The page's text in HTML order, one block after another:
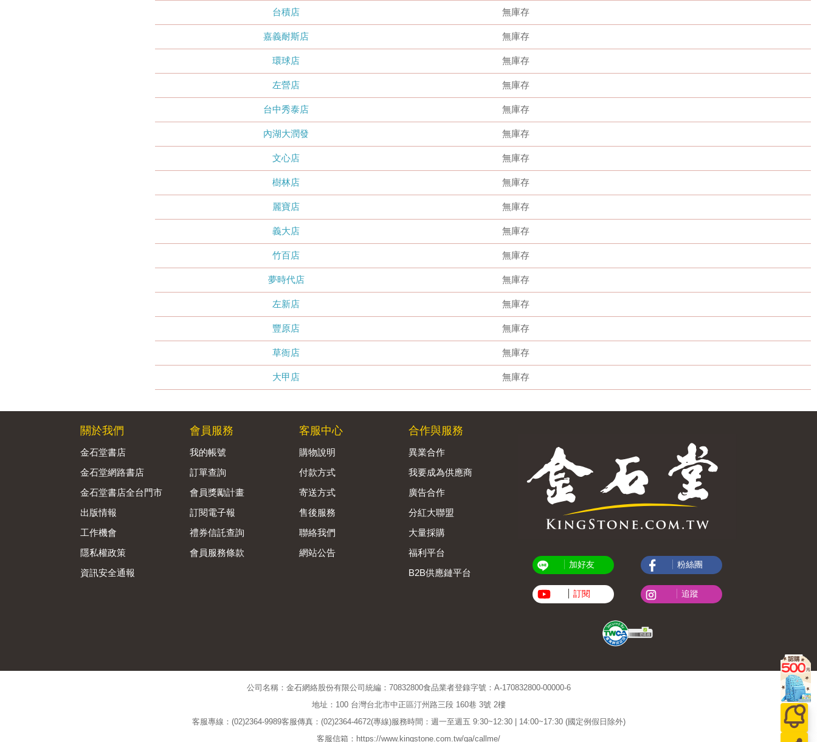
台積店 無庫存
嘉義耐斯店 無庫存
環球店 無庫存
左營店 無庫存
台中秀泰店 無庫存
內湖大潤發 無庫存
文心店 無庫存
樹林店 無庫存
麗寶店 無庫存
義大店 無庫存
竹百店 無庫存
夢時代店 無庫存
左新店 無庫存
豐原店 無庫存
草衙店 無庫存
大甲店 無庫存
關於我們
金石堂書店
金石堂網路書店
金石堂書店全台門市
出版情報
工作機會
隱私權政策
資訊安全通報
會員服務
我的帳號
訂單查詢
會員獎勵計畫
訂閱電子報
禮券信託查詢
會員服務條款
客服中心
購物說明
付款方式
寄送方式
售後服務
聯絡我們
網站公告
合作與服務
異業合作
我要成為供應商
廣告合作
分紅大聯盟
大量採購
福利平台
B2B供應鏈平台
加好友
訂閱
粉絲團
追蹤
公司名稱：金石網絡股份有限公司 統編：70832800食品業者登錄字號：A-170832800-00000-6
地址：100 台灣台北市中正區汀州路三段 160巷 3號 2樓
客服專線：(02)2364-9989客服傳真：(02)2364-4672(專線)服務時間：週一至週五 9:30~12:30 | 14:00~17:30 (國定例假日除外)
客服信箱：https://www.kingstone.com.tw/qa/callme/